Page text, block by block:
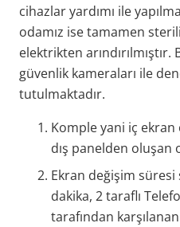
cihazlar yardımı ile
odamız ise tamamen
elektrikten
güvenlik kameraları ile
tutulmaktadır.
Komple yani iç
dış panelden oluşan
Ekran değişim
dakika, 2 taraflı
tarafından